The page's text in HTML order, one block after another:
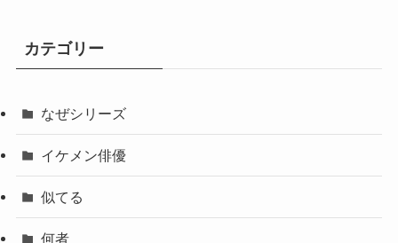
カテゴリー
なぜシリーズ
イケメン俳優
似てる
何者